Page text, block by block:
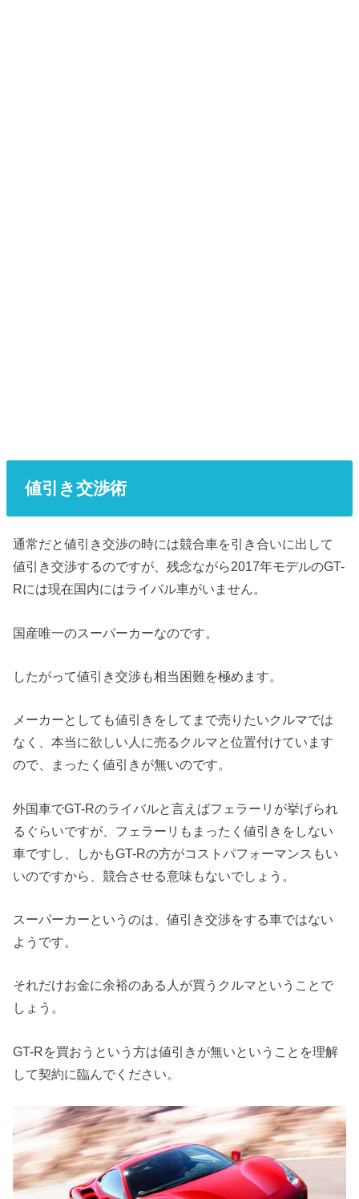
値引き交渉術
通常だと値引き交渉の時には競合車を引き合いに出して
値引き交渉するのですが、残念ながら2017年モデルのGT-
Rには現在国内にはライバル車がいません。
国産唯一のスーパーカーなのです。
したがって値引き交渉も相当困難を極めます。
メーカーとしても値引きをしてまで売りたいクルマでは
なく、本当に欲しい人に売るクルマと位置付けています
ので、まったく値引きが無いのです。
外国車でGT-Rのライバルと言えばフェラーリが挙げられ
るぐらいですが、フェラーリもまったく値引きをしない
車ですし、しかもGT-Rの方がコストパフォーマンスもい
いのですから、競合させる意味もないでしょう。
スーパーカーというのは、値引き交渉をする車ではない
ようです。
それだけお金に余裕のある人が買うクルマということで
しょう。
GT-Rを買おうという方は値引きが無いということを理解
して契約に臨んでください。